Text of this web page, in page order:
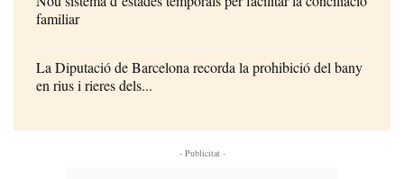
familiar
La Diputació de Barcelona recorda la prohibició del bany
en rius i rieres dels...
- Publicitat -